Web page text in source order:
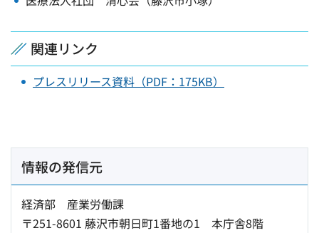
関連リンク
プレスリリース資料（PDF：175KB）
情報の発信元
経済部 産業労働課
〒251-8601 藤沢市朝日町1番地の1 本庁舎8階